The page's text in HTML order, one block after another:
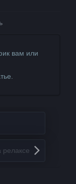
вам или
релаксе